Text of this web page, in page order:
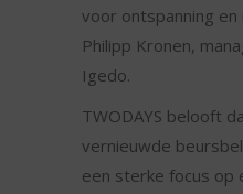
voor ontspanning en
Philipp Kronen,
Igedo.
TWODAYS belooft
vernieuwde
een sterke focus op